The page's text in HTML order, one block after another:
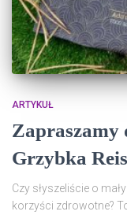
ARTYKUŁ
Zapraszamy
Grzybka
Czy słyszeliście o
korzyści zdrowotne?